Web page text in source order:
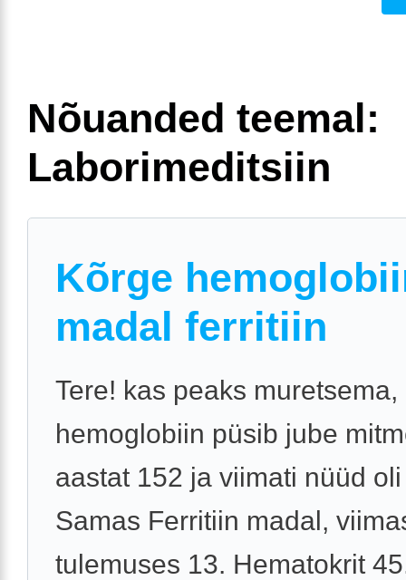
Nõuanded teemal:
Laborimeditsiin
Kõrge
madal ferritiin
Tere! kas peaks muretsema,
hemoglobiin püsib jube
aastat 152 ja viimati nüüd
Samas Ferritiin madal,
tulemuses 13. Hematokrit